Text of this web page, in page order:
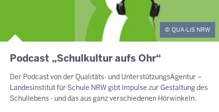
QUA-LiS NRW
Podcast „Schulkultur aufs Ohr“
Der Podcast von der Qualitäts- und UnterstützungsAgentur –
Landesinstitut für Schule NRW gibt Impulse zur Gestaltung des
Schullebens - und das aus ganz verschiedenen Hörwinkeln.